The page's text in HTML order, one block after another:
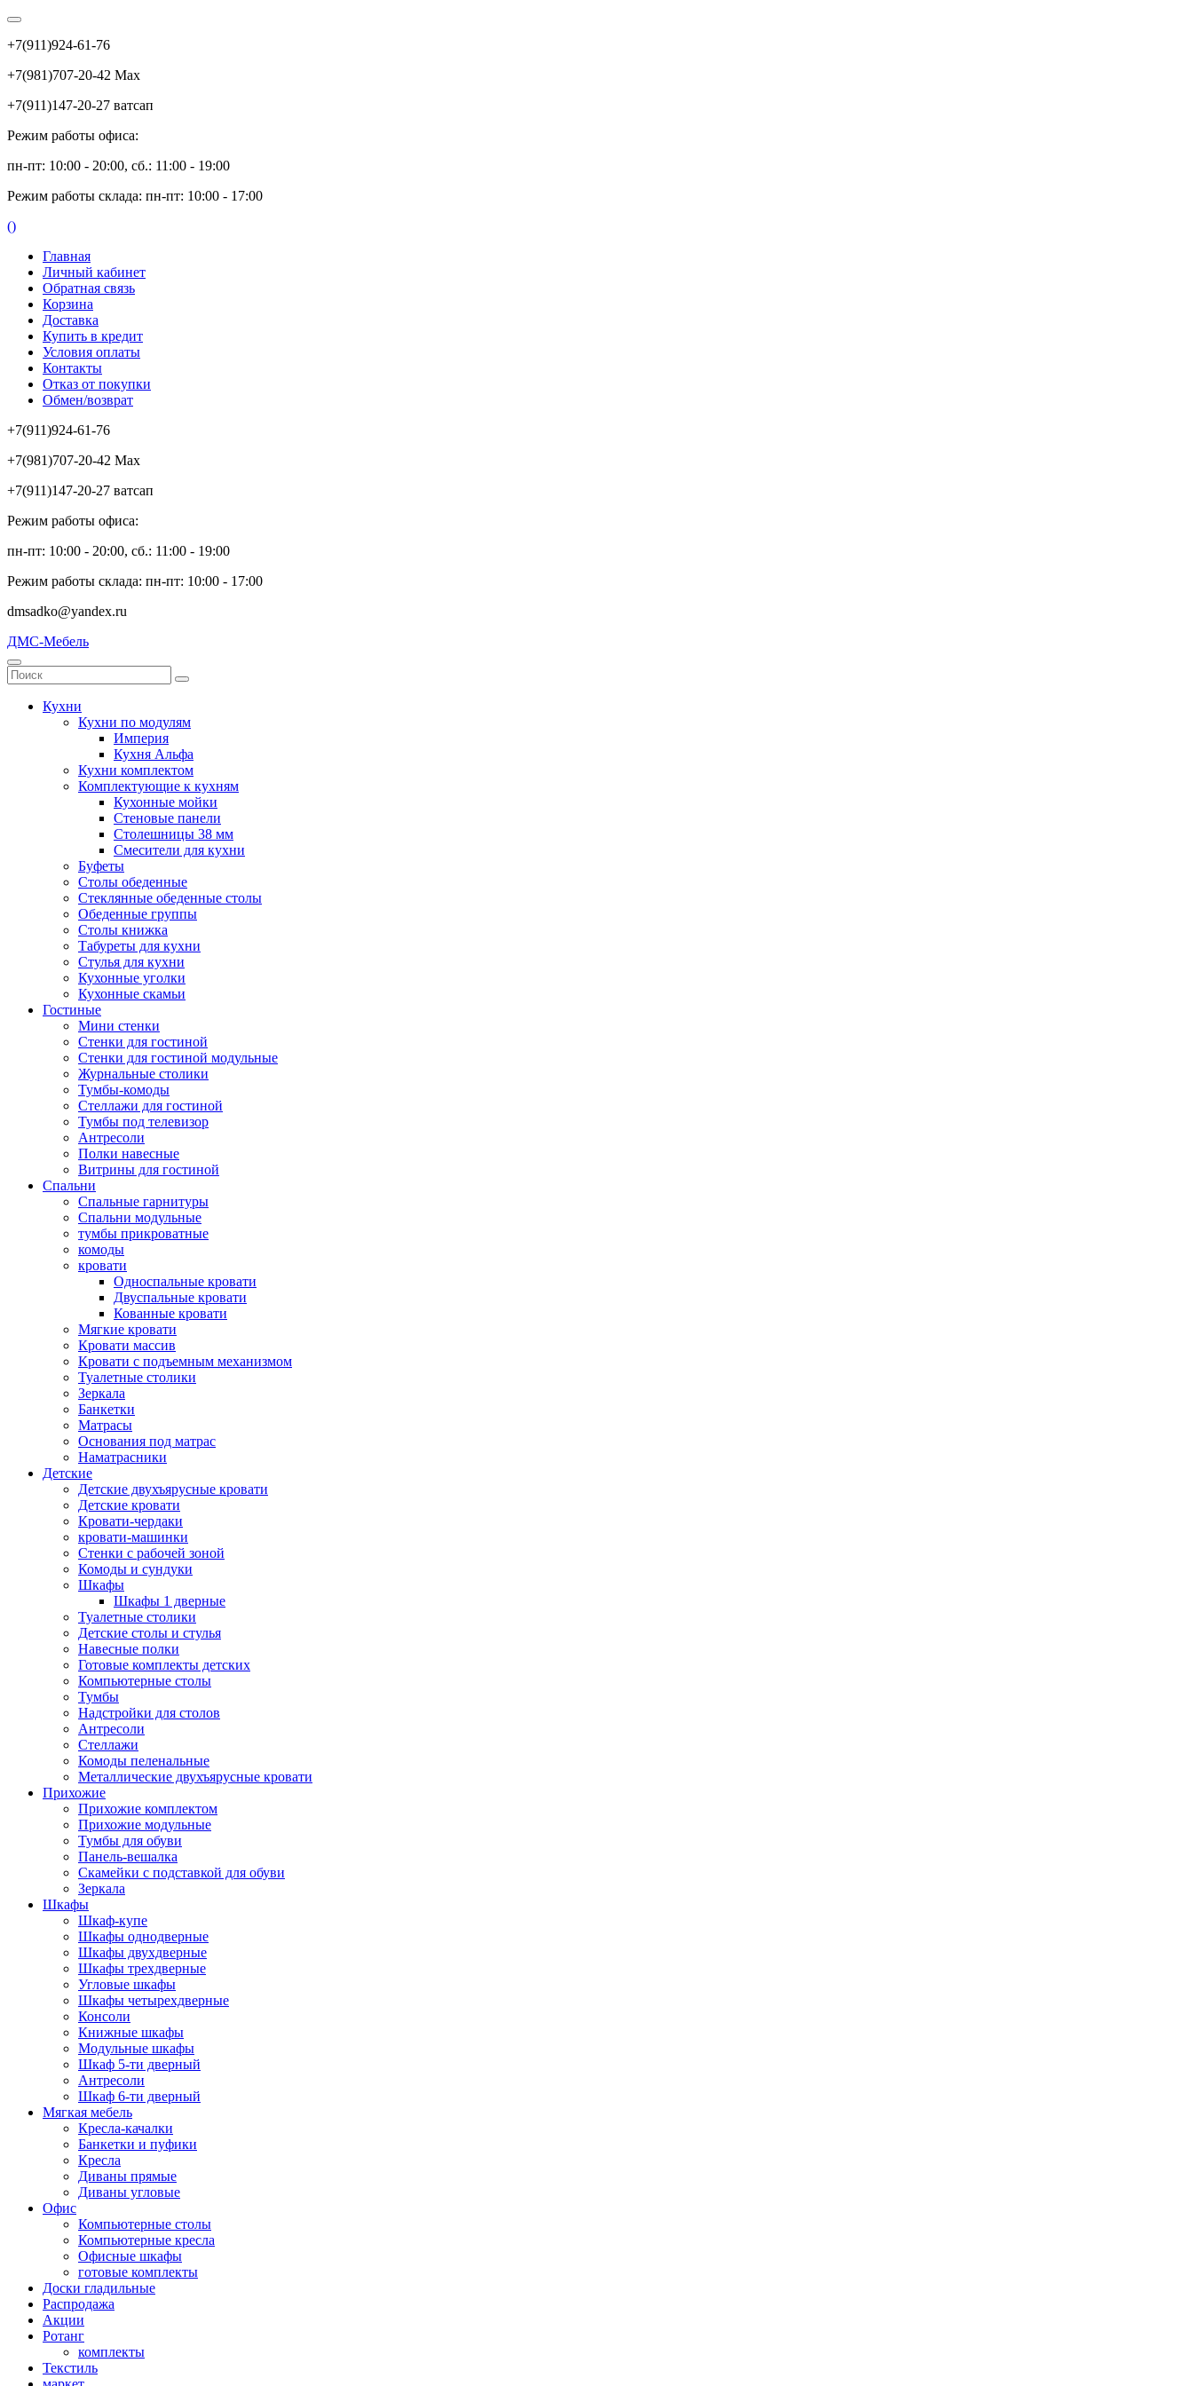
+7(911)924-61-76
+7(981)707-20-42 Max
+7(911)147-20-27 ватсап
Режим работы офиса:
пн-пт: 10:00 - 20:00, сб.: 11:00 - 19:00
Режим работы склада: пн-пт: 10:00 - 17:00
()
Главная
Личный кабинет
Обратная связь
Корзина
Доставка
Купить в кредит
Условия оплаты
Контакты
Отказ от покупки
Обмен/возврат
+7(911)924-61-76
+7(981)707-20-42 Max
+7(911)147-20-27 ватсап
Режим работы офиса:
пн-пт: 10:00 - 20:00, сб.: 11:00 - 19:00
Режим работы склада: пн-пт: 10:00 - 17:00
dmsadko@yandex.ru
ДМС-Мебель
Кухни
Кухни по модулям
Империя
Кухня Альфа
Кухни комплектом
Комплектующие к кухням
Кухонные мойки
Стеновые панели
Столешницы 38 мм
Смесители для кухни
Буфеты
Столы обеденные
Стеклянные обеденные столы
Обеденные группы
Столы книжка
Табуреты для кухни
Стулья для кухни
Кухонные уголки
Кухонные скамьи
Гостиные
Мини стенки
Стенки для гостиной
Стенки для гостиной модульные
Журнальные столики
Тумбы-комоды
Стеллажи для гостиной
Тумбы под телевизор
Антресоли
Полки навесные
Витрины для гостиной
Спальни
Спальные гарнитуры
Спальни модульные
тумбы прикроватные
комоды
кровати
Односпальные кровати
Двуспальные кровати
Кованные кровати
Мягкие кровати
Кровати массив
Кровати с подъемным механизмом
Туалетные столики
Зеркала
Банкетки
Матрасы
Основания под матрас
Наматрасники
Детские
Детские двухъярусные кровати
Детские кровати
Кровати-чердаки
кровати-машинки
Стенки с рабочей зоной
Комоды и сундуки
Шкафы
Шкафы 1 дверные
Туалетные столики
Детские столы и стулья
Навесные полки
Готовые комплекты детских
Компьютерные столы
Тумбы
Надстройки для столов
Антресоли
Стеллажи
Комоды пеленальные
Металлические двухъярусные кровати
Прихожие
Прихожие комплектом
Прихожие модульные
Тумбы для обуви
Панель-вешалка
Скамейки с подставкой для обуви
Зеркала
Шкафы
Шкаф-купе
Шкафы однодверные
Шкафы двухдверные
Шкафы трехдверные
Угловые шкафы
Шкафы четырехдверные
Консоли
Книжные шкафы
Модульные шкафы
Шкаф 5-ти дверный
Антресоли
Шкаф 6-ти дверный
Мягкая мебель
Кресла-качалки
Банкетки и пуфики
Кресла
Диваны прямые
Диваны угловые
Офис
Компьютерные столы
Компьютерные кресла
Офисные шкафы
готовые комплекты
Доски гладильные
Распродажа
Акции
Ротанг
комплекты
Текстиль